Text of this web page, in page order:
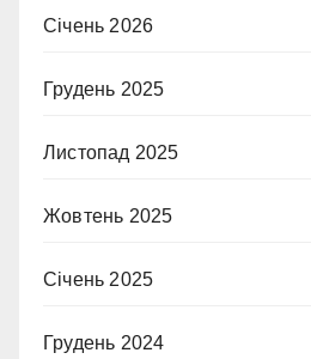
Січень 2026
Грудень 2025
Листопад 2025
Жовтень 2025
Січень 2025
Грудень 2024